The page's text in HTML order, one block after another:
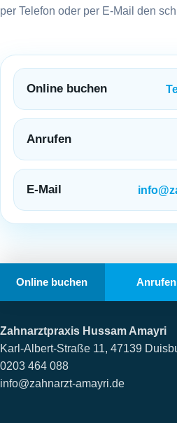
per Telefon oder per E-Mail den
Online buchen
Anrufen
E-Mail
Online buchen Anrufen
Zahnarztpraxis Hussam Amayri
Karl-Albert-Straße 11, 47139
0203 464 088
info@zahnarzt-amayri.de